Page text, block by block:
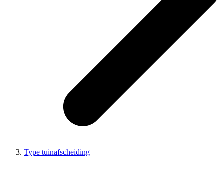
Type tuinafscheiding